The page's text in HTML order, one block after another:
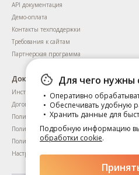
API документация
Демо-оплата
Контакты техподдержки
Требования к сайтам
Партнерская программа
Документы
Инструкция для пользователей
Договоры
Политика приватности
Политика обработки cookie
Политика приватности сервиса KYC
Настройка файлов cookie
Для чего нужны
Оперативно
Обеспечивать удобную
Хранить данные для
Подробную информацию
обработки cookie.